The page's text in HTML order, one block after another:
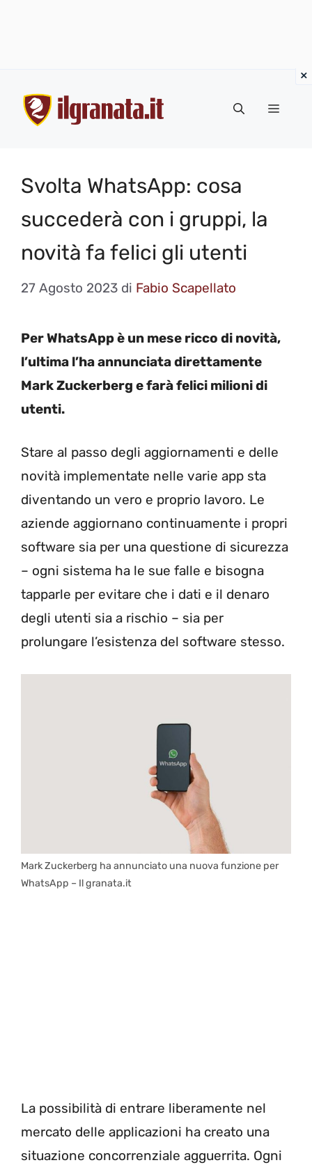
contenuto
Menu
Svolta WhatsApp: cosa
succederà con i gruppi, la
novità fa felici gli utenti
27 Agosto 2023 di Fabio Scapellato
Per WhatsApp è un mese ricco di novità,
l’ultima l’ha annunciata direttamente
Mark Zuckerberg e farà felici milioni di
utenti.
Stare al passo degli aggiornamenti e delle
novità implementate nelle varie app sta
diventando un vero e proprio lavoro. Le
aziende aggiornano continuamente i propri
software sia per una questione di sicurezza
– ogni sistema ha le sue falle e bisogna
tapparle per evitare che i dati e il denaro
degli utenti sia a rischio – sia per
prolungare l’esistenza del software stesso.
Mark Zuckerberg ha annunciato una nuova funzione per
WhatsApp – Il granata.it
La possibilità di entrare liberamente nel
mercato delle applicazioni ha creato una
situazione concorrenziale agguerrita. Ogni